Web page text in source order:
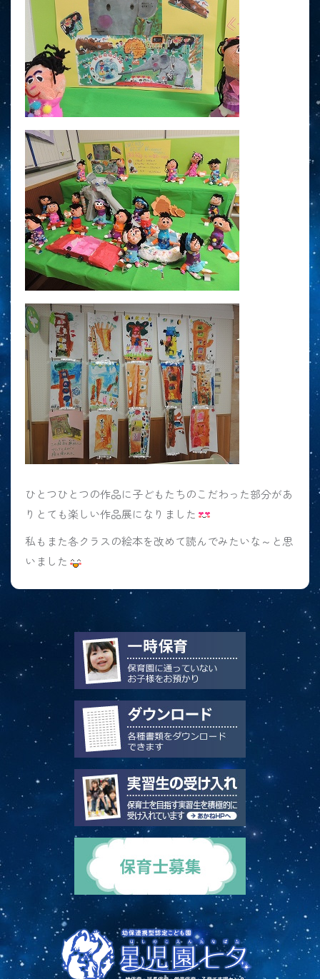
ひとつひとつの作品に子どもたちのこだわった部分があ
りとても楽しい作品展になりました
私もまた各クラスの絵本を改めて読んでみたいな～と思
いました